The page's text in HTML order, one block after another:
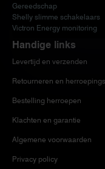
Gereedschap
Shelly slimme schakelaars
Victron Energy monitoring
Handige links
Levertijd en verzenden
Retourneren en
Bestelling herroepen
Klachten en garantie
Algemene voorwaarden
Privacy policy